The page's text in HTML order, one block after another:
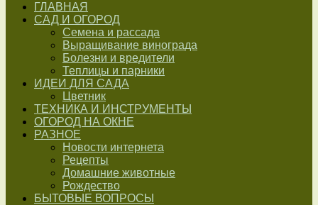
ГЛАВНАЯ
САД И ОГОРОД
Семена и рассада
Выращивание винограда
Болезни и вредители
Теплицы и парники
ИДЕИ ДЛЯ САДА
Цветник
ТЕХНИКА И ИНСТРУМЕНТЫ
ОГОРОД НА ОКНЕ
РАЗНОЕ
Новости интернета
Рецепты
Домашние животные
Рождество
БЫТОВЫЕ ВОПРОСЫ